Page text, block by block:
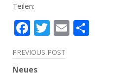
Teilen:
Facebook
Twitter
Email
Beitragsnavigation
PREVIOUS POST
Neues